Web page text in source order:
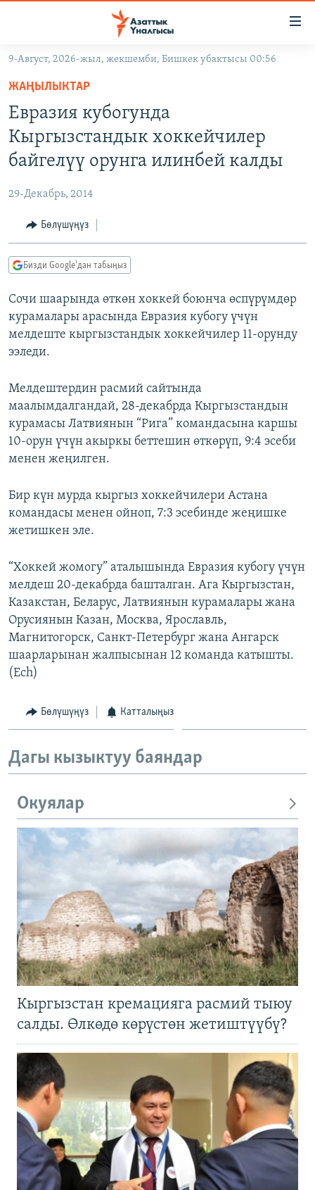
Навигацияга
өтүңүз
Издөөгө
салыңызКЫРГЫЗСТАН
САЯСАТ
МАДАНИЯТ
ДҮЙНӨ
ДҮЙНӨ
УКРАИНА
ТВ ПРОГРАММАЛАР
БҮГҮН АЗАТТЫКТА
ДАНИСТЕ
АЗАТТЫК+
ПОДКАСТ
ОНЛАЙН ШЕРИНЕ
ЭЕ/АРнун бардык сайттары
9-Август, 2026-жыл, жекшемби, Бишкек убактысы 00:56
ЖАҢЫЛЫКТАР
Евразия кубогунда
Кыргызстандык хоккейчилер
байгелүү орунга илинбей калды
29-Декабрь, 2014
Бөлүшүңүз
Бизди Google'дан табыңыз
Сочи шаарында өткөн хоккей боюнча өспүрүмдөр
курамалары арасында Евразия кубогу үчүн
мелдеште кыргызстандык хоккейчилер 11-орунду
ээледи.
Мелдештердин расмий сайтында
маалымдалгандай, 28-декабрда Кыргызстандын
курамасы Латвиянын “Рига” командасына каршы
10-орун үчүн акыркы беттешин өткөрүп, 9:4 эсеби
менен жеңилген.
Бир күн мурда кыргыз хоккейчилери Астана
командасы менен ойноп, 7:3 эсебинде жеңишке
жетишкен эле.
“Хоккей жомогу” аталышында Евразия кубогу үчүн
мелдеш 20-декабрда башталган. Ага Кыргызстан,
Казакстан, Беларус, Латвиянын курамалары жана
Орусиянын Казан, Москва, Ярославль,
Магнитогорск, Санкт-Петербург жана Ангарск
шаарларынан жалпысынан 12 команда катышты.
(Ech)
Бөлүшүңүз Катталыңыз
Дагы кызыктуу баяндар
Окуялар
Кыргызстан кремацияга расмий тыюу
салды. Өлкөдө көрүстөн жетиштүүбү?